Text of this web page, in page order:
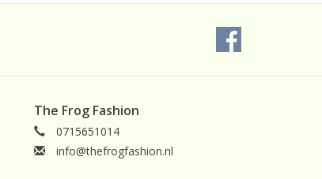
The Frog Fashion
0715651014
info@thefrogfashion.nl